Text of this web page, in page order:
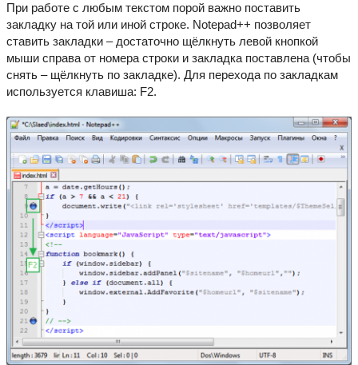
При работе с любым текстом порой важно поставить
закладку на той или иной строке. Notepad++ позволяет
ставить закладки – достаточно щёлкнуть левой кнопкой
мыши справа от номера строки и закладка поставлена (чтобы
снять – щёлкнуть по закладке). Для перехода по закладкам
используется клавиша: F2.